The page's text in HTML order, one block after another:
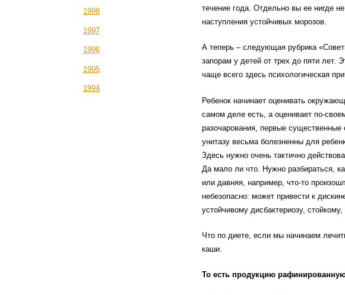
1998
1997
1996
1995
1994
течение года. Отдельно вы ее нигде
наступления устойчивых морозов.
А теперь – следующая рубрика
запорам у детей от трех до пяти лет.
чаще всего здесь психологическая
Ребенок начинает оценивать
самом деле есть, а оценивает по-
разочарования, первые
унитазу весьма болезненны для
Здесь нужно очень тактично
Да мало ли что. Нужно разбираться,
или давняя, например, что-то
небезопасно: может привести к
устойчивому дисбактериозу,
Что по диете, если мы начинаем
каши.
То есть продукцию